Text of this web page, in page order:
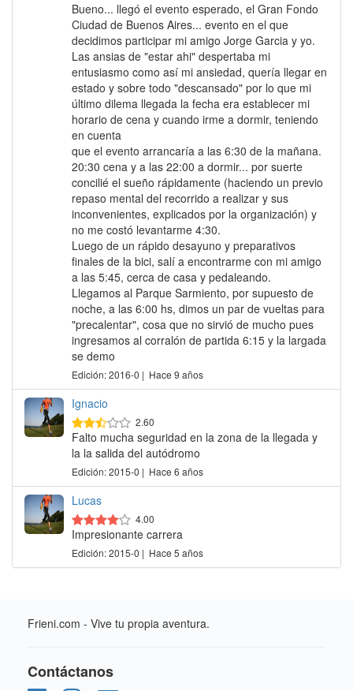
Bueno... llegó el evento esperado, el Gran Fondo
Ciudad de Buenos Aires... evento en el que
decidimos participar mi amigo Jorge Garcia y yo.
Las ansias de "estar ahi" despertaba mi
entusiasmo como así mi ansiedad, quería llegar en
estado y sobre todo "descansado" por lo que mi
último dilema llegada la fecha era establecer mi
horario de cena y cuando irme a dormir, teniendo
en cuenta
que el evento arrancaría a las 6:30 de la mañana.
20:30 cena y a las 22:00 a dormir... por suerte
concilié el sueño rápidamente (haciendo un previo
repaso mental del recorrido a realizar y sus
inconvenientes, explicados por la organización) y
no me costó levantarme 4:30.
Luego de un rápido desayuno y preparativos
finales de la bici, salí a encontrarme con mi amigo
a las 5:45, cerca de casa y pedaleando.
Llegamos al Parque Sarmiento, por supuesto de
noche, a las 6:00 hs, dimos un par de vueltas para
"precalentar", cosa que no sirvió de mucho pues
ingresamos al corralón de partida 6:15 y la largada
se demo
Edición: 2016-0 | Hace 9 años
Ignacio
2.60
Falto mucha seguridad en la zona de la llegada y
la la salida del autódromo
Edición: 2015-0 | Hace 6 años
Lucas
4.00
Impresionante carrera
Edición: 2015-0 | Hace 5 años
Frieni.com - Vive tu propia aventura.
Contáctanos